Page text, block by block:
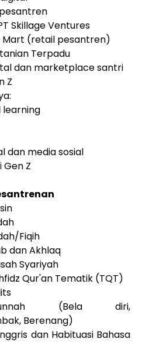
Skillage Ventures
Mart (retail pesantren)
Terpadu
dan marketplace santri
Z
learning
dan media sosial
Z
Fiqih
dan Akhlaq
Syariyah
Qur'an Tematik (TQT)
(Bela diri,
Berenang)
dan Habituasi Bahasa